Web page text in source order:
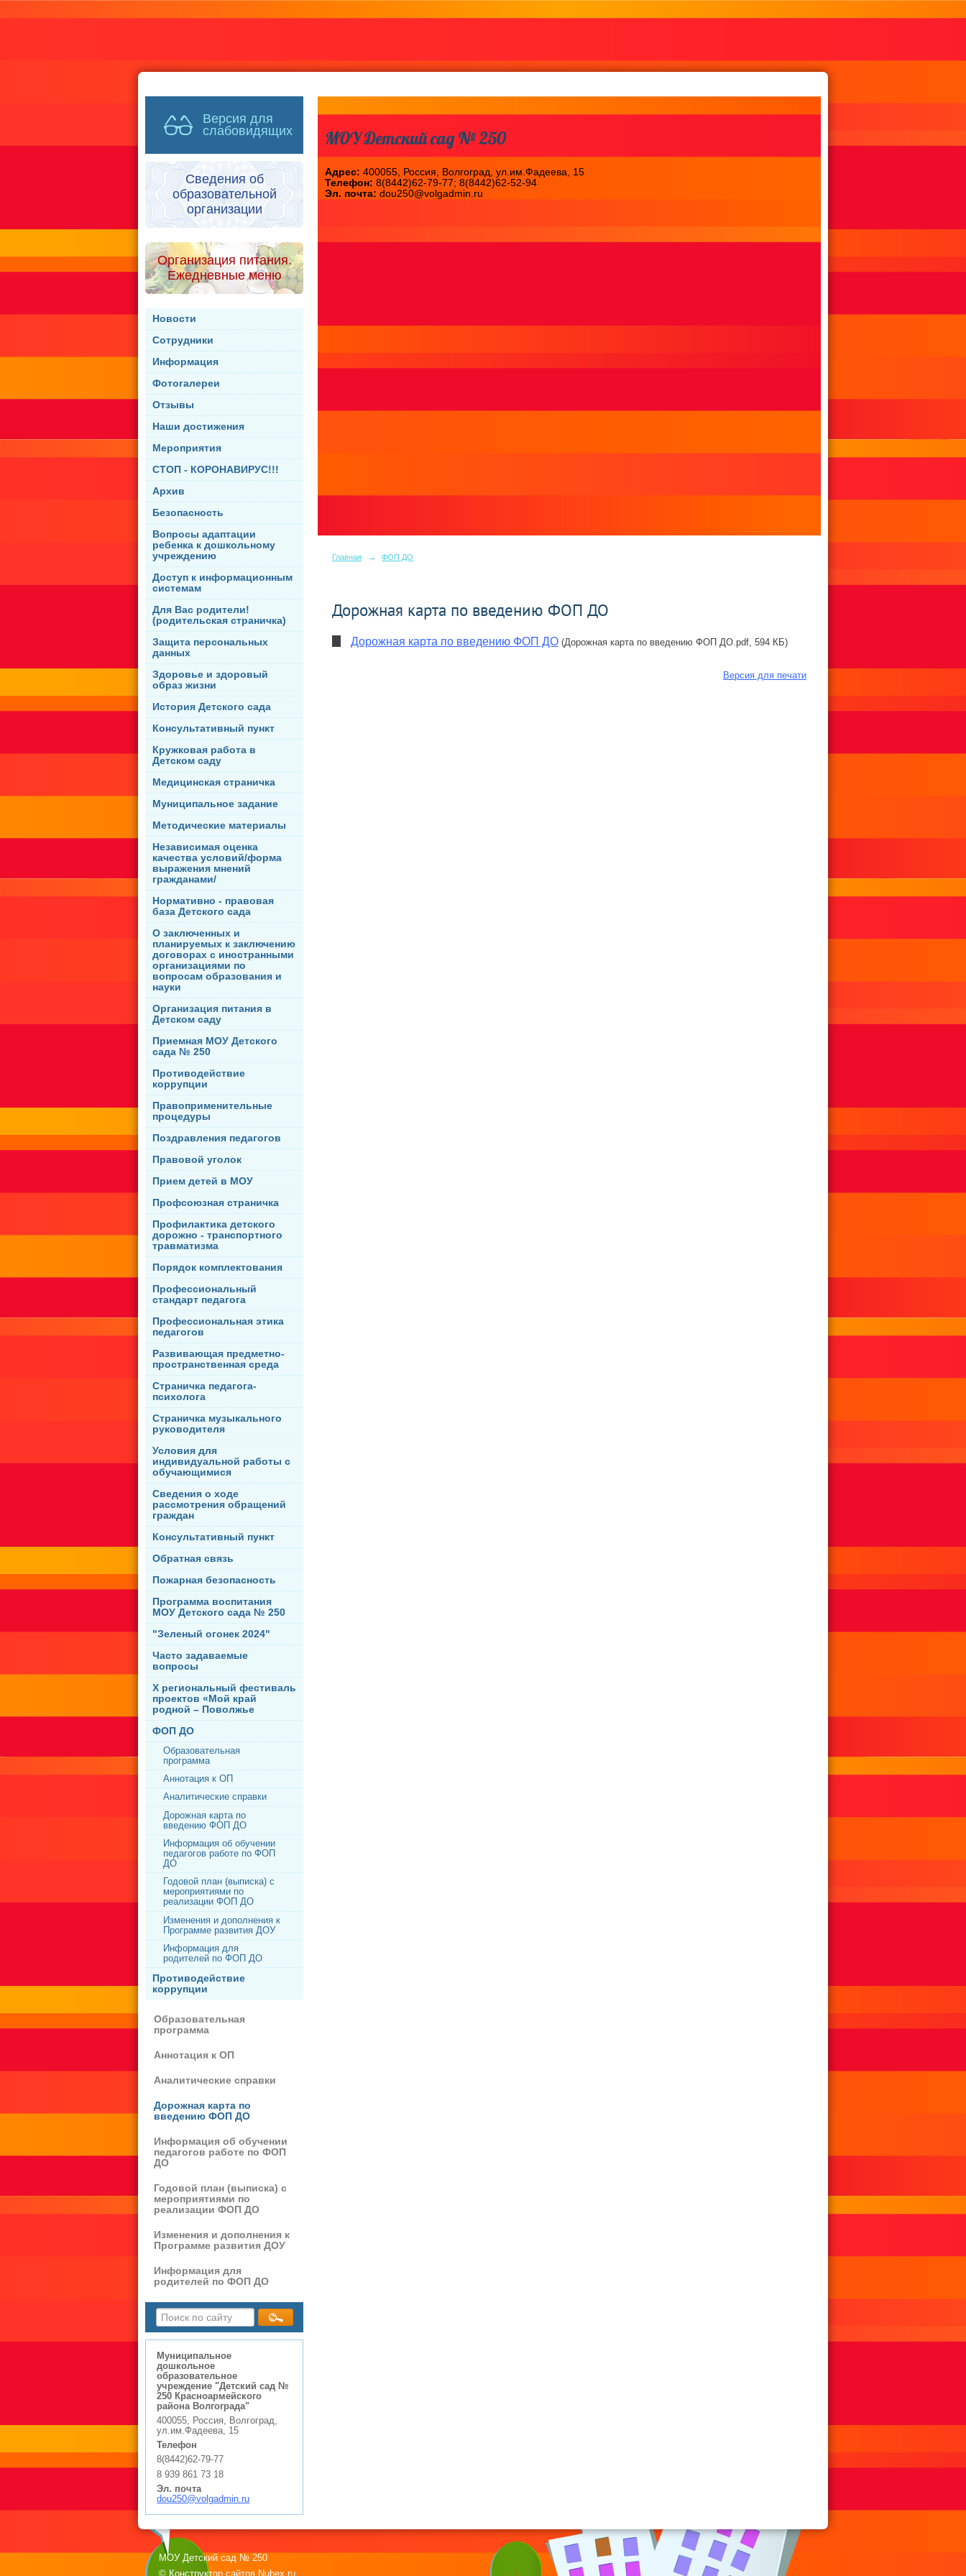
Версия для
слабовидящих
Сведения об
образовательной
организации
Организация питания.
Ежедневные меню
Новости
Сотрудники
Информация
Фотогалереи
Отзывы
Наши достижения
Мероприятия
СТОП - КОРОНАВИРУС!!!
Архив
Безопасность
Вопросы адаптации
ребенка к дошкольному
учреждению
Доступ к информационным
системам
Для Вас родители!
(родительская страничка)
Защита персональных
данных
Здоровье и здоровый
образ жизни
История Детского сада
Консультативный пункт
Кружковая работа в
Детском саду
Медицинская страничка
Муниципальное задание
Методические материалы
Независимая оценка
качества условий/форма
выражения мнений
гражданами/
Нормативно - правовая
база Детского сада
О заключенных и
планируемых к заключению
договорах с иностранными
организациями по
вопросам образования и
науки
Организация питания в
Детском саду
Приемная МОУ Детского
сада № 250
Противодействие
коррупции
Правоприменительные
процедуры
Поздравления педагогов
Правовой уголок
Прием детей в МОУ
Профсоюзная страничка
Профилактика детского
дорожно - транспортного
травматизма
Порядок комплектования
Профессиональный
стандарт педагога
Профессиональная этика
педагогов
Развивающая предметно-
пространственная среда
Страничка педагога-
психолога
Страничка музыкального
руководителя
Условия для
индивидуальной работы с
обучающимися
Сведения о ходе
рассмотрения обращений
граждан
Консультативный пункт
Обратная связь
Пожарная безопасность
Программа воспитания
МОУ Детского сада № 250
"Зеленый огонек 2024"
Часто задаваемые
вопросы
X региональный фестиваль
проектов «Мой край
родной – Поволжье
ФОП ДО
Образовательная
программа
Аннотация к ОП
Аналитические справки
Дорожная карта по
введению ФОП ДО
Информация об обучении
педагогов работе по ФОП
ДО
Годовой план (выписка) с
мероприятиями по
реализации ФОП ДО
Изменения и дополнения к
Программе развития ДОУ
Информация для
родителей по ФОП ДО
Противодействие
коррупции
Образовательная
программа
Аннотация к ОП
Аналитические справки
Дорожная карта по
введению ФОП ДО
Информация об обучении
педагогов работе по ФОП
ДО
Годовой план (выписка) с
мероприятиями по
реализации ФОП ДО
Изменения и дополнения к
Программе развития ДОУ
Информация для
родителей по ФОП ДО
Муниципальное
дошкольное
образовательное
учреждение "Детский сад №
250 Красноармейского
района Волгограда"
400055, Россия, Волгоград,
ул.им.Фадеева, 15
Телефон
8(8442)62-79-77
8 939 861 73 18
Эл. почта
dou250@volgadmin.ru
МОУ Детский сад № 250
Адрес: 400055, Россия, Волгоград, ул.им.Фадеева, 15
Телефон: 8(8442)62-79-77; 8(8442)62-52-94
Эл. почта: dou250@volgadmin.ru
Главная → ФОП ДО
Дорожная карта по введению ФОП ДО
Дорожная карта по введению ФОП ДО (Дорожная карта по введению ФОП ДО.pdf, 594 КБ)
Версия для печати
МОУ Детский сад № 250
© Конструктор сайтов Nubex.ru